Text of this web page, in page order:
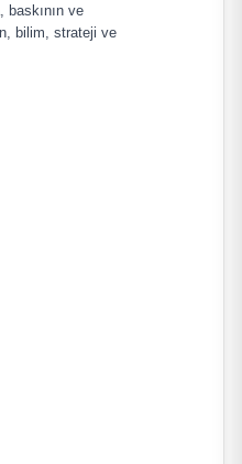
ve
bilim, strateji ve